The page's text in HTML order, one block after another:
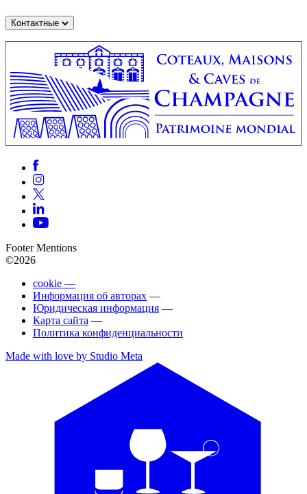
Контактные
Footer Mentions
©2026
cookie —
Информация об авторах —
Юридическая информация —
Карта сайта —
Политика конфиденциальности
Made with love by Studio Meta